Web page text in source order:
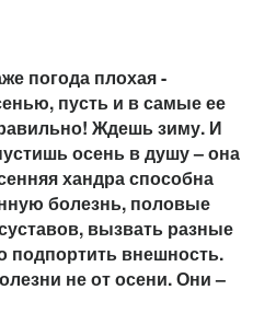
погода плохая ­­-
пусть и в самые ее
Ждешь зиму. И
осень в душу – она
хандра способна
болезнь, половые
вызвать разные
подпортить внешность.
не от осени. Они –